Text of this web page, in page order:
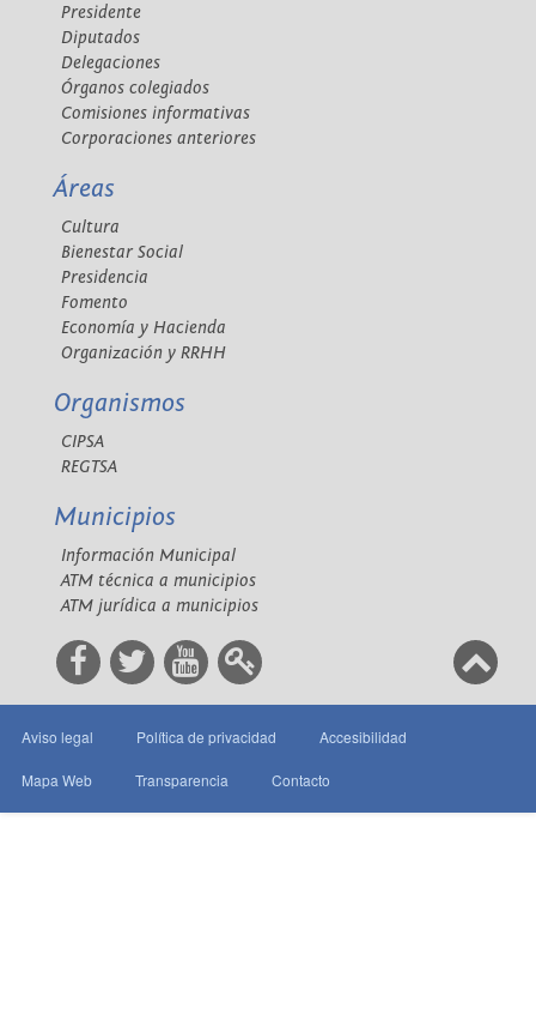
Presidente
Diputados
Delegaciones
Órganos colegiados
Comisiones informativas
Corporaciones anteriores
Áreas
Cultura
Bienestar Social
Presidencia
Fomento
Economía y Hacienda
Organización y RRHH
Organismos
CIPSA
REGTSA
Municipios
Información Municipal
ATM técnica a municipios
ATM jurídica a municipios
Aviso legal Política de privacidad Accesibilidad
Mapa Web Transparencia Contacto